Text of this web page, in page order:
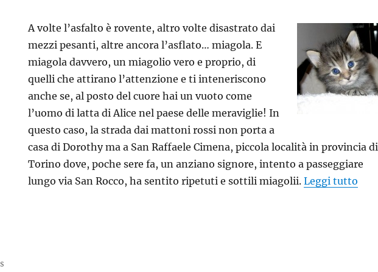
A volte l’asfalto è rovente, altro volte disastrato dai
mezzi pesanti, altre ancora l’asflato… miagola. E
miagola davvero, un miagolio vero e proprio, di
quelli che attirano l’attenzione e ti inteneriscono
anche se, al posto del cuore hai un vuoto come
l’uomo di latta di Alice nel paese delle meraviglie! In
questo caso, la strada dai mattoni rossi non porta a
casa di Dorothy ma a San Raffaele Cimena, piccola località in provincia di
Torino dove, poche sere fa, un anziano signore, intento a passeggiare
lungo via San Rocco, ha sentito ripetuti e sottili miagolii.Leggi tutto